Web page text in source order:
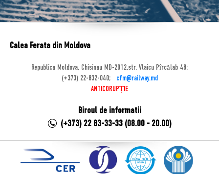
Calea Ferata din Moldova
Republica Moldova, Chisinau MD-2012,str. Vlaicu Pîrcălab 48;
(+373) 22-832-040;
cfm@railway.md
ANTICORUPȚIE
Biroul de informatii
(+373) 22 83-33-33 (08.00 - 20.00)